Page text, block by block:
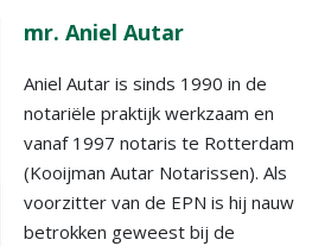
mr. Aniel Autar
Aniel Autar is sinds 1990 in de
notariële praktijk werkzaam en
vanaf 1997 notaris te Rotterdam
(Kooijman Autar Notarissen). Als
voorzitter van de EPN is hij nauw
betrokken geweest bij de